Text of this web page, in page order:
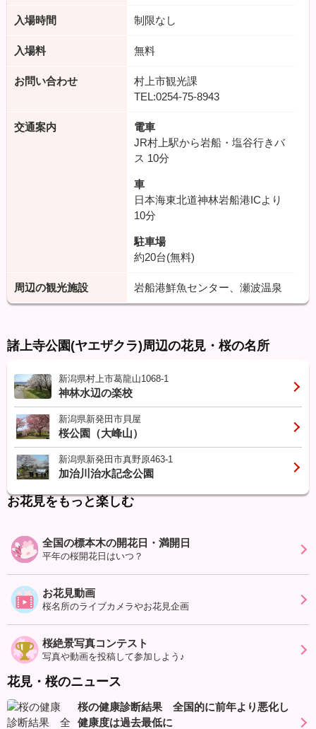
入場時間 制限なし
入場料 無料
お問い合わせ
村上市観光課
TEL:0254-75-8943
交通案内
電車
JR村上駅から岩船・塩谷行きバ
ス 10分
車
日本海東北道神林岩船港ICより
10分
駐車場
約20台(無料)
周辺の観光施設 岩船港鮮魚センター、瀬波温泉
諸上寺公園(ヤエザクラ)周辺の花見・桜の名所
新潟県村上市葛龍山1068-1
神林水辺の楽校
新潟県新発田市貝屋
桜公園（大峰山）
新潟県新発田市真野原463-1
加治川治水記念公園
お花見をもっと楽しむ
全国の標本木の開花日・満開日
平年の桜開花日はいつ？
お花見動画
桜名所のライブカメラやお花見企画
桜絶景写真コンテスト
写真や動画を投稿して参加しよう♪
花見・桜のニュース
桜の健康診断結果 全国的に前年より悪化し
健康度は過去最低に